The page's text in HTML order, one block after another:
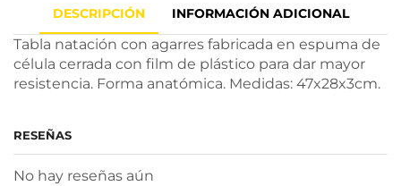
DESCRIPCIÓN INFORMACIÓN ADICIONAL
Tabla natación con agarres fabricada en espuma de
célula cerrada con film de plástico para dar mayor
resistencia. Forma anatómica. Medidas: 47x28x3cm.
RESEÑAS
No hay reseñas aún